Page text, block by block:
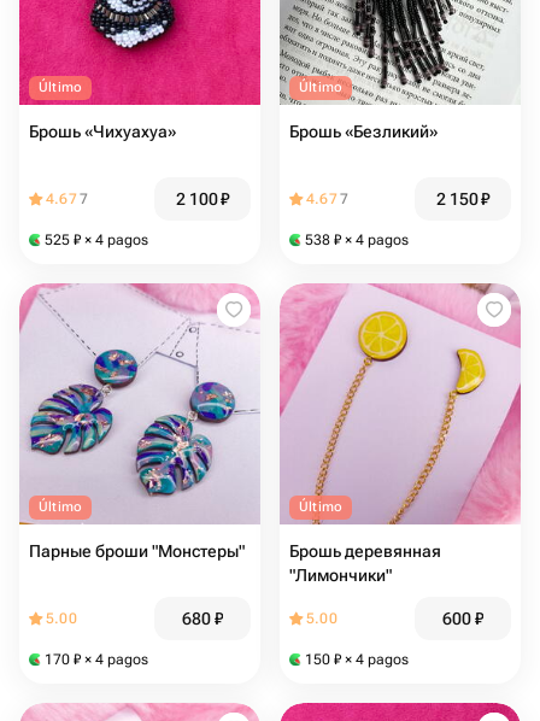
Último
Брошь «Чихуахуа»
4.677 2 100₽
525 ₽ × 4 pagos
Último
Брошь «Безликий»
4.677 2 150₽
538 ₽ × 4 pagos
Último
Парные броши "Монстеры"
5.00 680₽
170 ₽ × 4 pagos
Último
Брошь деревянная
"Лимончики"
5.00 600₽
150 ₽ × 4 pagos